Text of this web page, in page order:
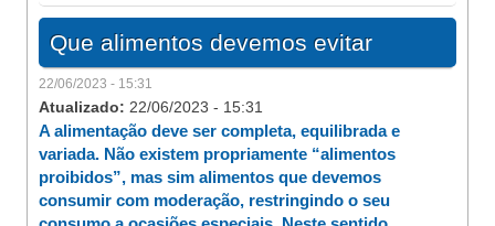
Que alimentos devemos evitar
22/06/2023 - 15:31
Atualizado: 22/06/2023 - 15:31
A alimentação deve ser completa, equilibrada e
variada. Não existem propriamente “alimentos
proibidos”, mas sim alimentos que devemos
consumir com moderação, restringindo o seu